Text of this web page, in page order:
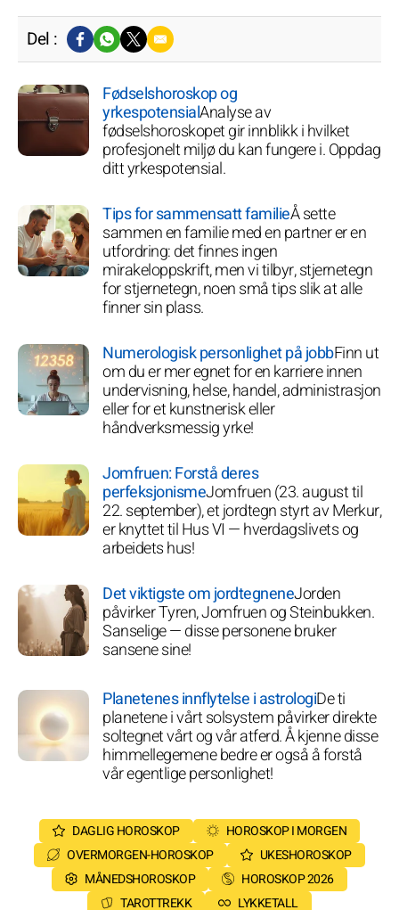
Del :
Fødselshoroskop og
yrkespotensialAnalyse av
fødselshoroskopet gir innblikk i hvilket
profesjonelt miljø du kan fungere i. Oppdag
ditt yrkespotensial.
Tips for sammensatt familieÅ sette
sammen en familie med en partner er en
utfordring: det finnes ingen
mirakeloppskrift, men vi tilbyr, stjernetegn
for stjernetegn, noen små tips slik at alle
finner sin plass.
Numerologisk personlighet på jobbFinn ut
om du er mer egnet for en karriere innen
undervisning, helse, handel, administrasjon
eller for et kunstnerisk eller
håndverksmessig yrke!
Jomfruen: Forstå deres
perfeksjonismeJomfruen (23. august til
22. september), et jordtegn styrt av Merkur,
er knyttet til Hus VI — hverdagslivets og
arbeidets hus!
Det viktigste om jordtegneneJorden
påvirker Tyren, Jomfruen og Steinbukken.
Sanselige — disse personene bruker
sansene sine!
Planetenes innflytelse i astrologiDe ti
planetene i vårt solsystem påvirker direkte
soltegnet vårt og vår atferd. Å kjenne disse
himmellegemene bedre er også å forstå
vår egentlige personlighet!
DAGLIG HOROSKOP
HOROSKOP I MORGEN
OVERMORGEN-HOROSKOP
UKESHOROSKOP
MÅNEDSHOROSKOP
HOROSKOP 2026
TAROTTREKK
LYKKETALL